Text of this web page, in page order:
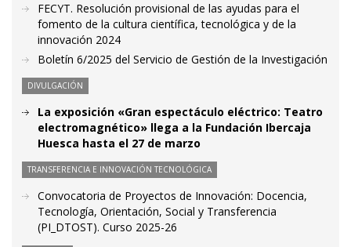
FECYT. Resolución provisional de las ayudas para el
fomento de la cultura científica, tecnológica y de la
innovación 2024
Boletín 6/2025 del Servicio de Gestión de la Investigación
DIVULGACIÓN
La exposición «Gran espectáculo eléctrico: Teatro
electromagnético» llega a la Fundación Ibercaja
Huesca hasta el 27 de marzo
TRANSFERENCIA E INNOVACIÓN TECNOLÓGICA
Convocatoria de Proyectos de Innovación: Docencia,
Tecnología, Orientación, Social y Transferencia
(PI_DTOST). Curso 2025-26